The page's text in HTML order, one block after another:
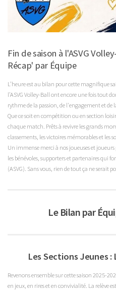
Fin de saison à l'ASVG
Récap' par Équipe
L’heure est au bilan pour cette magnifique
l’ASVG Volley-Ball ont encore une fois tout
rythme de la passion, de l'engagement et de
Que ce soit en compétition ou en section
chaque match. Prêts à revivre les grands
classements, les victoires mémorables et les
Un immense merci à nos joueuses et joueurs
les bénévoles, supporters et partenaires qui
(ASVG). Sans vous, rien de tout ça ne serait
Le Bilan par
Les Sections Jeunes :
Revenons ensemble sur cette saison 2025-
en jeux, en rires et en convivialité. La relève